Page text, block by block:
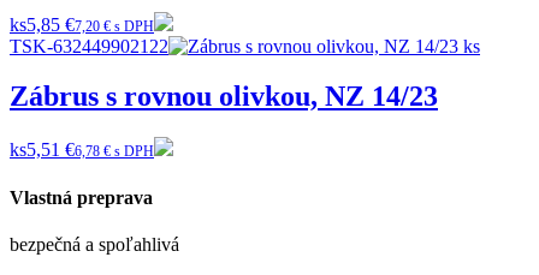
ks5,85 €7,20 € s DPH
TSK-632449902122
Zábrus s rovnou olivkou, NZ 14/23
ks5,51 €6,78 € s DPH
Vlastná preprava
bezpečná a spoľahlivá